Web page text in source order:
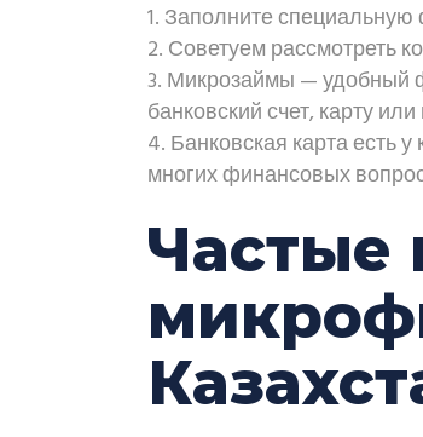
Заполните специальную
Советуем рассмотреть
Микрозаймы — удобный
банковский счет, карту
Банковская карта есть
многих финансовых
Частые